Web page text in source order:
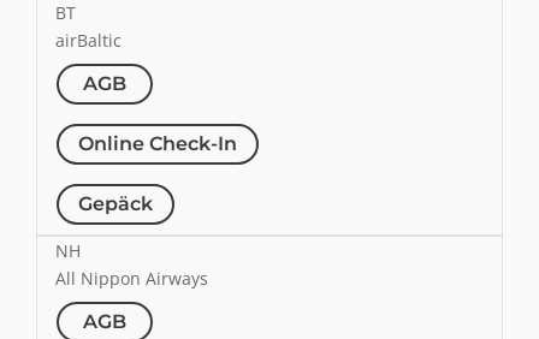
BT
airBaltic
AGB
Online Check-In
Gepäck
NH
All Nippon Airways
AGB